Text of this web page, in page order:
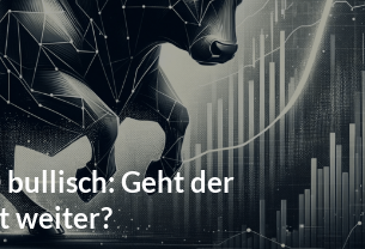
Geht der
weiter?